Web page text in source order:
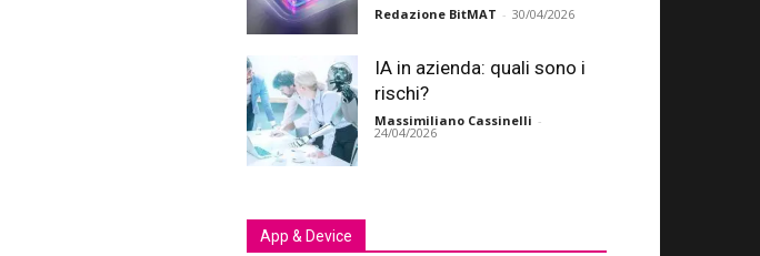
Redazione BitMAT - 30/04/2026
IA in azienda: quali sono i
rischi?
Massimiliano Cassinelli -
24/04/2026
App & Device